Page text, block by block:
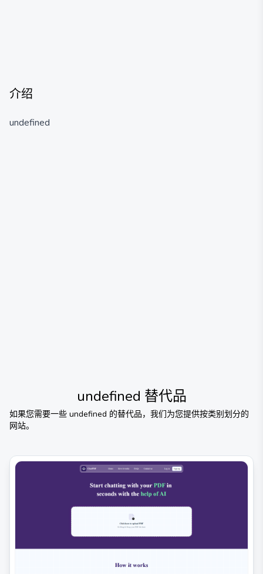
介绍
undefined
undefined 替代品
如果您需要一些 undefined 的替代品，我们为您提供按类别划分的
网站。